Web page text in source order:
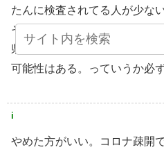
たんに検査されてる人が少な
それ公式戦やるってことは当
県外から人が入ってくるわけ
可能性はある。っていうか必
i
やめた方がいい。コロナ疎開